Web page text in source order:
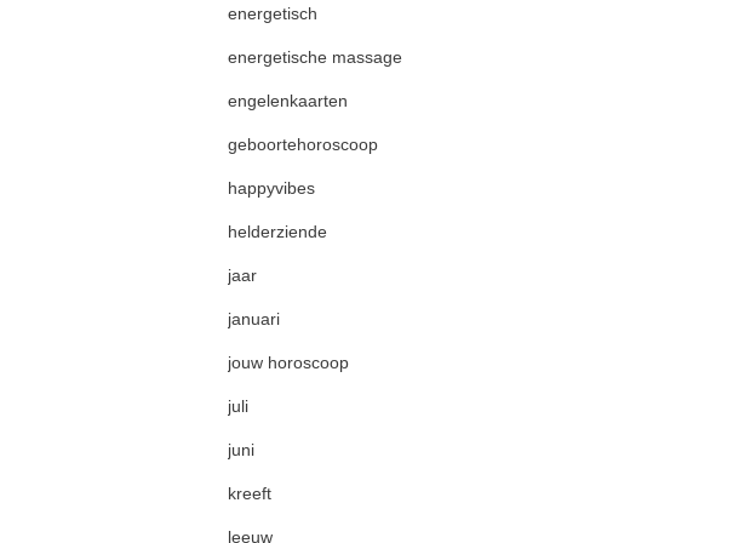
energetisch
energetische massage
engelenkaarten
geboortehoroscoop
happyvibes
helderziende
jaar
januari
jouw horoscoop
juli
juni
kreeft
leeuw